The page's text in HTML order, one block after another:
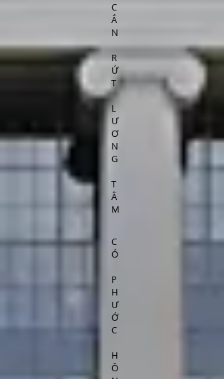
C
Ắ
N
R
Ứ
T
L
Ư
Ơ
N
G
T
Â
M
C
Ó
P
H
Ư
Ớ
C
H
Ô